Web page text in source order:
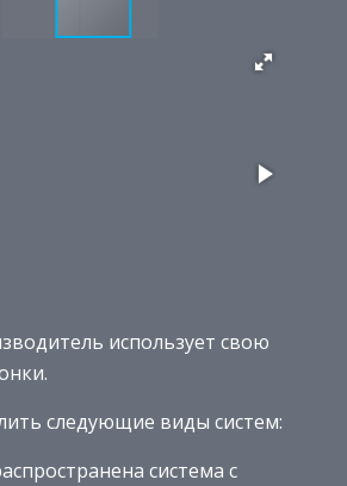
использует свою
следующие виды систем:
система с